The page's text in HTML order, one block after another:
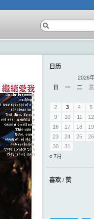
日历
2026
日
一 二 三
2
3 4 5
9
10 11 12
16
17 18 19
23
24 25 26
30
31
« 7月
喜欢 / 赞